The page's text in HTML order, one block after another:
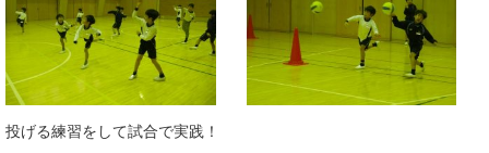
投げる練習をして試合で実践！